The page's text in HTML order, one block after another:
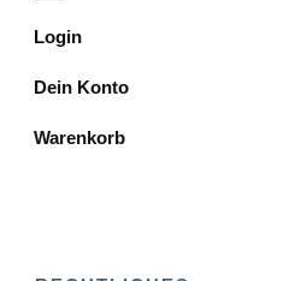
Login
Dein Konto
Warenkorb